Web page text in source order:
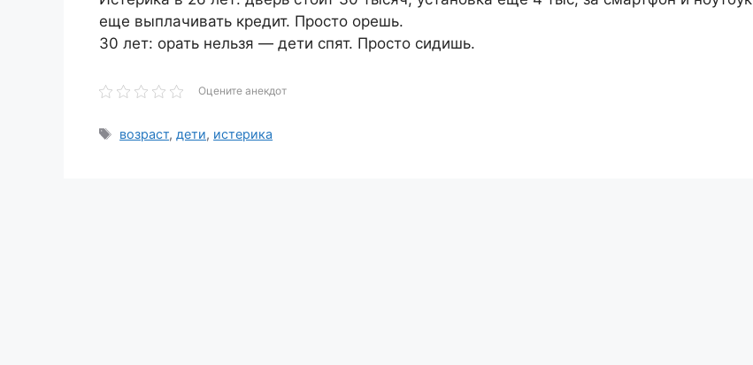
ещe выплачивать кредит. Просто орeшь.
30 лет: орать нельзя — дети спят. Просто сидишь.
Оцените анекдот
Метки
возраст, дети, истерика